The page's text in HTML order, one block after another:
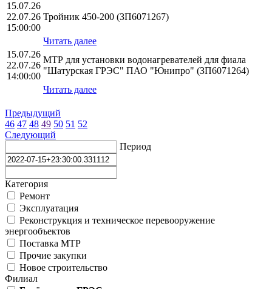
15.07.26
22.07.26
15:00:00
Тройник 450-200 (ЗП6071267)
Читать далее
15.07.26
22.07.26
14:00:00
МТР для установки водонагревателей для фиала
"Шатурская ГРЭС" ПАО "Юнипро" (ЗП6071264)
Читать далее
Предыдущий
46 47 48 49 50 51 52
Следующий
Период
Категория
Ремонт
Эксплуатация
Реконструкция и техническое перевооружение
энергообъектов
Поставка МТР
Прочие закупки
Новое строительство
Филиал